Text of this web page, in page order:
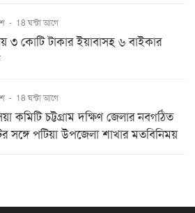
- 18 ঘন্টা আগে
৩ কোটি টাকার ইয়াবাসহ ৬ বাইকার
- 18 ঘন্টা আগে
কমিটি চট্টগ্রাম দক্ষিণ জেলার নবগঠিত
সঙ্গে পটিয়া উপজেলা শাখার মতবিনিময়